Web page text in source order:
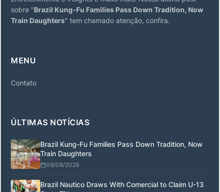
sobre "Brazil Kung-Fu Families Pass Down Tradition, Now
Train Daughters" tem chamado atenção, confira.
MENU
Contato
ÚLTIMAS NOTÍCIAS
Brazil Kung-Fu Families Pass Down Tradition, Now
Train Daughters
09/08/2026
Brazil Nautico Draws With Comercial to Claim U-13